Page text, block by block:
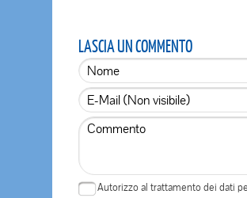
LASCIA UN COMMENTO
Autorizzo al trattamento dei dati